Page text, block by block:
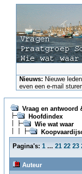
Nieuws: Nieuwe
even een e-mail
Vraag en antwoord
Hoofdindex
Wie wat waar
Pagina's: 1 ... 21 22 23
Auteur